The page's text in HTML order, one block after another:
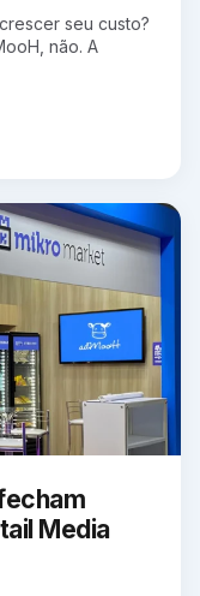
seu custo?
não. A
Media